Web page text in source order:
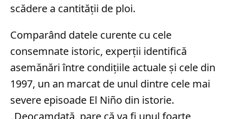
scădere a cantității de ploi.
Comparând datele curente cu cele
consemnate istoric, experții identifică
asemănări între condițiile actuale și cele din
1997, un an marcat de unul dintre cele mai
severe episoade El Niño din istorie.